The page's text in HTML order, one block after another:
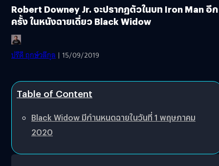
Robert Downey Jr. จะปรากฏตัวในบท Iron Man อีก
ครั้ง ในหนังฉายเดี่ยว Black Widow
ปรีดี ฤกษ์วลีกุล | 15/09/2019
Table of Content
Black Widow มีกำนหนดฉายในวันที่ 1 พฤษภาคม
2020